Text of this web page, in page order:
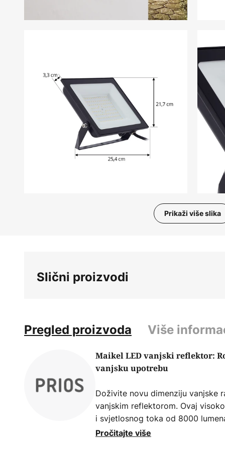
Prikaži više slika
Slični proizvodi
Pregled proizvoda Više
Maikel LED vanjski reflektor:
vanjsku upotrebu
Doživite novu dimenziju vanjske
vanjskim reflektorom. Ovaj
i svjetlosnog toka od 8000
osvjetljenje vaših vanjskih
Pročitajte više